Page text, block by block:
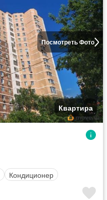
Посмотреть Фото
Квартира
Кондиционер